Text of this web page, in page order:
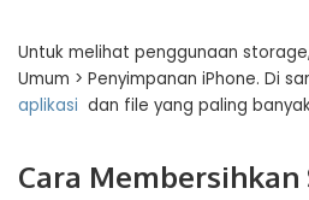
Untuk melihat penggunaan
Umum > Penyimpanan iPhone. Di
aplikasi dan file yang paling
Cara Membersihkan